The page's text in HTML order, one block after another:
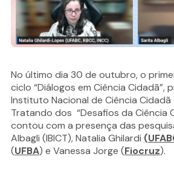
No último dia 30 de outubro, o
ciclo “Diálogos em Ciência Cidadã”,
Instituto Nacional de Ciência Cidadã
Tratando dos “Desafios da Ciência
contou com a presença das
Albagli (IBICT), Natalia Ghilardi
(UFBA) e Vanessa Jorge (Fiocruz).